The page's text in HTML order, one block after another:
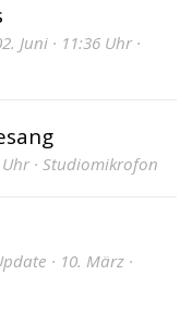
Juni · 11:36 Uhr ·
Uhr · Studiomikrofon
· 10. März ·